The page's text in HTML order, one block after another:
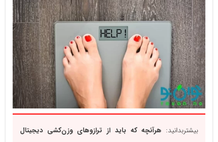
بیشتربدانید: هرآنچه که باید از ترازو‌های وزن‌کشی دیجیتال